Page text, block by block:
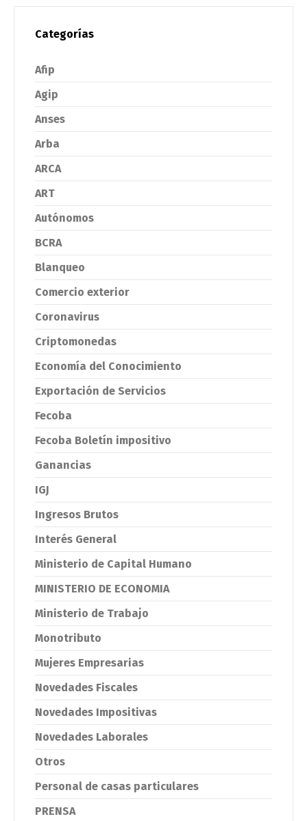
Categorías
Afip
Agip
Anses
Arba
ARCA
ART
Autónomos
BCRA
Blanqueo
Comercio exterior
Coronavirus
Criptomonedas
Economía del Conocimiento
Exportación de Servicios
Fecoba
Fecoba Boletín impositivo
Ganancias
IGJ
Ingresos Brutos
Interés General
Ministerio de Capital Humano
MINISTERIO DE ECONOMIA
Ministerio de Trabajo
Monotributo
Mujeres Empresarias
Novedades Fiscales
Novedades Impositivas
Novedades Laborales
Otros
Personal de casas particulares
PRENSA